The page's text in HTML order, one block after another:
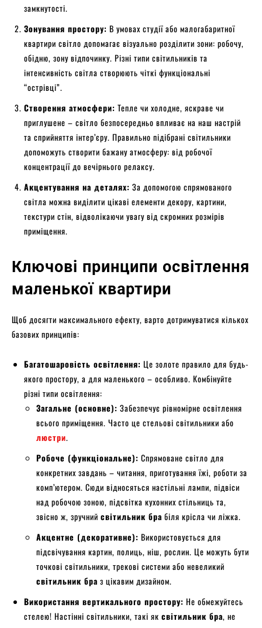
замкнутості.
Зонування простору: В умовах студії або малогабаритної
квартири світло допомагає візуально розділити зони: робочу,
обідню, зону відпочинку. Різні типи світильників та
інтенсивність світла створюють чіткі функціональні
“острівці”.
Створення атмосфери: Тепле чи холодне, яскраве чи
приглушене – світло безпосередньо впливає на наш настрій
та сприйняття інтер’єру. Правильно підібрані світильники
допоможуть створити бажану атмосферу: від робочої
концентрації до вечірнього релаксу.
Акцентування на деталях: За допомогою спрямованого
світла можна виділити цікаві елементи декору, картини,
текстури стін, відволікаючи увагу від скромних розмірів
приміщення.
Ключові принципи освітлення
маленької квартири
Щоб досягти максимального ефекту, варто дотримуватися кількох
базових принципів:
Багатошаровість освітлення: Це золоте правило для будь-
якого простору, а для маленького – особливо. Комбінуйте
різні типи освітлення:
Загальне (основне): Забезпечує рівномірне освітлення
всього приміщення. Часто це стельові світильники або
люстри.
Робоче (функціональне): Спрямоване світло для
конкретних завдань – читання, приготування їжі, роботи за
комп’ютером. Сюди відносяться настільні лампи, підвіси
над робочою зоною, підсвітка кухонних стільниць та,
звісно ж, зручний світильник бра біля крісла чи ліжка.
Акцентне (декоративне): Використовується для
підсвічування картин, полиць, ніш, рослин. Це можуть бути
точкові світильники, трекові системи або невеликий
світильник бра з цікавим дизайном.
Використання вертикального простору: Не обмежуйтесь
стелею! Настінні світильники, такі як світильник бра, не